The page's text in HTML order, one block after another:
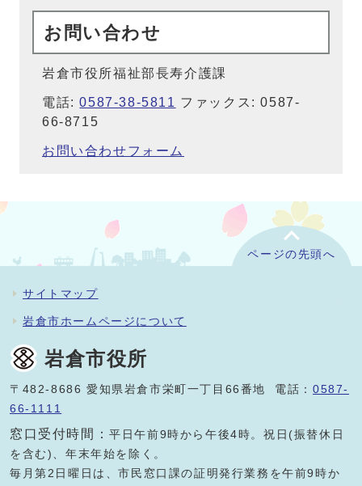
お問い合わせ
岩倉市役所福祉部長寿介護課
電話:0587-38-5811 ファックス: 0587-
66-8715
お問い合わせフォーム
ページの先頭へ
サイトマップ
岩倉市ホームページについて
岩倉市役所
〒482-8686 愛知県岩倉市栄町一丁目66番地 電話：0587-
66-1111
窓口受付時間：平日午前9時から午後4時。祝日(振替休日
を含む)、年末年始を除く。
毎月第2日曜日は、市民窓口課の証明発行業務を午前9時か